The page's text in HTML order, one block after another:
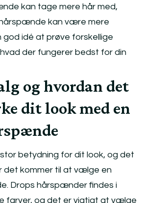
kan tage mere hår med,
kan være mere
god idé at prøve forskellige
der fungerer bedst for din
og hvordan det
dit look med en
betydning for dit look, og det
det kommer til at vælge en
Drops hårspænder findes i
farver, og det er vigtigt at vælge